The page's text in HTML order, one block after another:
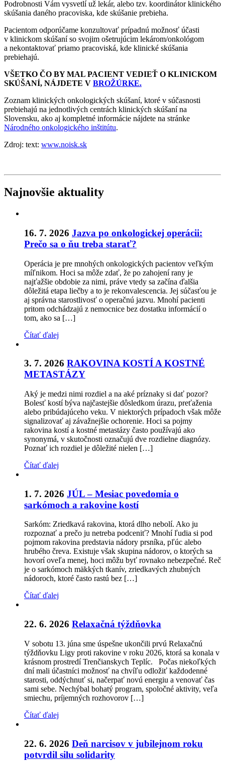
Podrobnosti Vám vysvetlí už lekár, alebo tzv. koordinátor klinického
skúšania daného pracoviska, kde skúšanie prebieha.
Pacientom odporúčame konzultovať prípadnú možnosť účasti
v klinickom skúšaní so svojim ošetrujúcim lekárom/onkológom
a nekontaktovať priamo pracoviská, kde klinické skúšania
prebiehajú.
VŠETKO ČO BY MAL PACIENT VEDIEŤ O KLINICKOM
SKÚŠANÍ, NÁJDETE V BROŽÚRKE.
Zoznam klinických onkologických skúšaní, ktoré v súčasnosti
prebiehajú na jednotlivých centrách klinických skúšaní na
Slovensku, ako aj kompletné informácie nájdete na stránke
Národného onkologického inštitútu.
Zdroj: text: www.noisk.sk
Najnovšie aktuality
16. 7. 2026 Jazva po onkologickej operácii:
Prečo sa o ňu treba starať?
Operácia je pre mnohých onkologických pacientov veľkým
míľnikom. Hoci sa môže zdať, že po zahojení rany je
najťažšie obdobie za nimi, práve vtedy sa začína ďalšia
dôležitá etapa liečby a to je rekonvalescencia. Jej súčasťou je
aj správna starostlivosť o operačnú jazvu. Mnohí pacienti
pritom odchádzajú z nemocnice bez dostatku informácií o
tom, ako sa […]
Čítať ďalej
3. 7. 2026 RAKOVINA KOSTÍ A KOSTNÉ
METASTÁZY
Aký je medzi nimi rozdiel a na aké príznaky si dať pozor?
Bolesť kostí býva najčastejšie dôsledkom úrazu, preťaženia
alebo pribúdajúceho veku. V niektorých prípadoch však môže
signalizovať aj závažnejšie ochorenie. Hoci sa pojmy
rakovina kostí a kostné metastázy často používajú ako
synonymá, v skutočnosti označujú dve rozdielne diagnózy.
Poznať ich rozdiel je dôležité nielen […]
Čítať ďalej
1. 7. 2026 JÚL – Mesiac povedomia o
sarkómoch a rakovine kostí
Sarkóm: Zriedkavá rakovina, ktorá dlho nebolí. Ako ju
rozpoznať a prečo ju netreba podceniť? Mnohí ľudia si pod
pojmom rakovina predstavia nádory prsníka, pľúc alebo
hrubého čreva. Existuje však skupina nádorov, o ktorých sa
hovorí oveľa menej, hoci môžu byť rovnako nebezpečné. Reč
je o sarkómoch mäkkých tkanív, zriedkavých zhubných
nádoroch, ktoré často rastú bez […]
Čítať ďalej
22. 6. 2026 Relaxačná týždňovka
V sobotu 13. júna sme úspešne ukončili prvú Relaxačnú
týždňovku Ligy proti rakovine v roku 2026, ktorá sa konala v
krásnom prostredí Trenčianskych Teplíc. Počas niekoľkých
dní mali účastníci možnosť na chvíľu odložiť každodenné
starosti, oddýchnuť si, načerpať novú energiu a venovať čas
sami sebe. Nechýbal bohatý program, spoločné aktivity, veľa
smiechu, príjemných rozhovorov […]
Čítať ďalej
22. 6. 2026 Deň narcisov v jubilejnom roku
potvrdil silu solidarity